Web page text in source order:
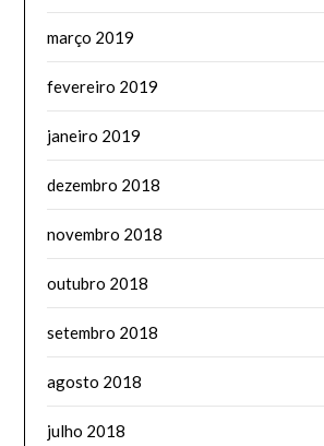
março 2019
fevereiro 2019
janeiro 2019
dezembro 2018
novembro 2018
outubro 2018
setembro 2018
agosto 2018
julho 2018